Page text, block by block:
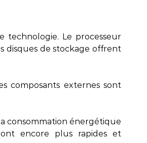
technologie. Le processeur
disques de stockage offrent
composants externes sont
consommation énergétique
encore plus rapides et